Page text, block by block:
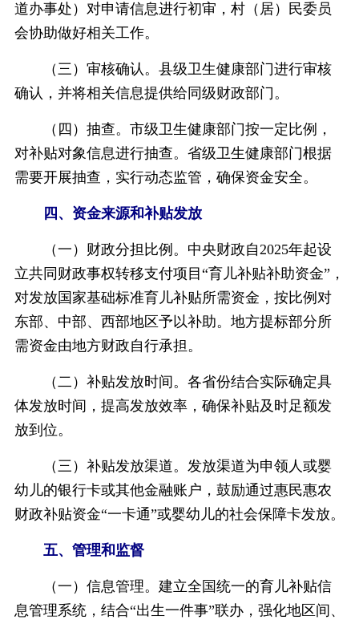
道办事处）对申请信息进行初审，村（居）民委员
会协助做好相关工作。
（三）审核确认。县级卫生健康部门进行审核
确认，并将相关信息提供给同级财政部门。
（四）抽查。市级卫生健康部门按一定比例，
对补贴对象信息进行抽查。省级卫生健康部门根据
需要开展抽查，实行动态监管，确保资金安全。
四、资金来源和补贴发放
（一）财政分担比例。中央财政自2025年起设
立共同财政事权转移支付项目“育儿补贴补助资金”，
对发放国家基础标准育儿补贴所需资金，按比例对
东部、中部、西部地区予以补助。地方提标部分所
需资金由地方财政自行承担。
（二）补贴发放时间。各省份结合实际确定具
体发放时间，提高发放效率，确保补贴及时足额发
放到位。
（三）补贴发放渠道。发放渠道为申领人或婴
幼儿的银行卡或其他金融账户，鼓励通过惠民惠农
财政补贴资金“一卡通”或婴幼儿的社会保障卡发放。
五、管理和监督
（一）信息管理。建立全国统一的育儿补贴信
息管理系统，结合“出生一件事”联办，强化地区间、